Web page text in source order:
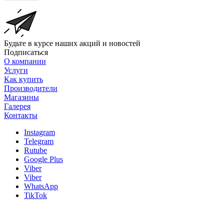
Будьте в курсе наших акций и новостей
Подписаться
О компании
Услуги
Как купить
Производители
Магазины
Галерея
Контакты
Instagram
Telegram
Rutube
Google Plus
Viber
Viber
WhatsApp
TikTok